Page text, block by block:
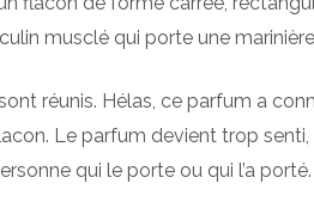
musclé qui porte une
réunis. Hélas, ce parfum a
Le parfum devient trop
qui le porte ou qui l’a porté.